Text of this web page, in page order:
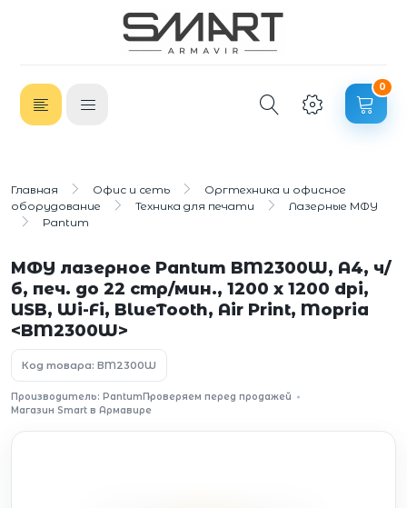
0
Главная Офис и сеть
Оргтехника и офисное
оборудование
Техника для печати
Лазерные МФУ
Pantum
МФУ лазерное Pantum BM2300W, A4, ч/
б, печ. до 22 стр/мин., 1200 x 1200 dpi,
USB, Wi-Fi, BlueTooth, Air Print, Mopria
<BM2300W>
Код товара: BM2300W
Производитель: PantumПроверяем перед продажей
Магазин Smart в Армавире